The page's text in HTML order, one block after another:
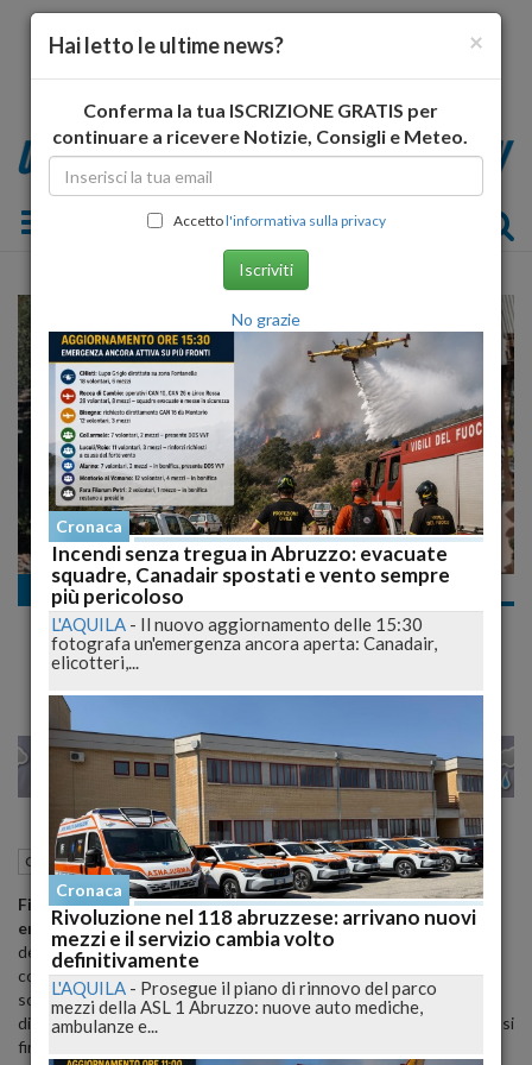
Toggle navigation
Cronaca nazionale
Nubifragio a firenze, Stato di Calamità. In
un giorno Caduta Pioggia di un Mese
VENEZIA 26 33
Cronaca nazionale 03 Agosto 2015 07:06
Firenze chiederà anche al Consiglio dei ministri lo stato di
emergenza. Lo ha annunciato il sindaco Dario Nardella al termine
dell'Unità di Crisi convocata nella Sala della Protezione Civile del
comune, prima della riunione della Giunta. "Ho già parlato con il
sottosegretario Luca Lotti" ha detto Nardella e lui si è "dichiarato
disponibile". Domani intanto il presidente della Regione Enrico Rossi
firmerà lo Stato di Emergenza chiesto dall'Amministrazione
×
Hai letto le ultime news?
Conferma la tua ISCRIZIONE GRATIS per
continuare a ricevere Notizie, Consigli e Meteo.
Accettol'informativa sulla privacy
Iscriviti
No grazie
Cronaca
Incendi senza tregua in Abruzzo: evacuate
squadre, Canadair spostati e vento sempre
più pericoloso
L'AQUILA - Il nuovo aggiornamento delle 15:30
fotografa un'emergenza ancora aperta: Canadair,
elicotteri,...
Cronaca
Rivoluzione nel 118 abruzzese: arrivano nuovi
mezzi e il servizio cambia volto
definitivamente
L'AQUILA - Prosegue il piano di rinnovo del parco
mezzi della ASL 1 Abruzzo: nuove auto mediche,
ambulanze e...